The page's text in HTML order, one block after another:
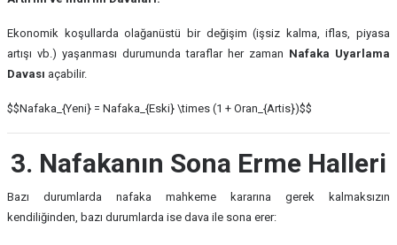
Ekonomik koşullarda olağanüstü bir değişim (işsiz kalma, iflas, piyasa
artışı vb.) yaşanması durumunda taraflar her zaman Nafaka Uyarlama
Davası açabilir.
$$Nafaka_{Yeni} = Nafaka_{Eski} \times (1 + Oran_{Artis})$$
3. Nafakanın Sona Erme Halleri
Bazı durumlarda nafaka mahkeme kararına gerek kalmaksızın
kendiliğinden, bazı durumlarda ise dava ile sona erer: